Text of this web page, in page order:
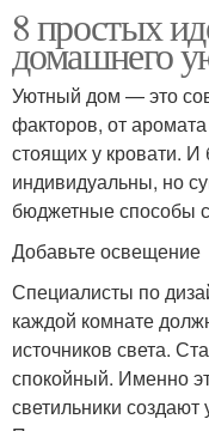
8 простых
домашнего
Уютный дом — это
факторов, от
стоящих у кровати. И
индивидуальны, но
бюджетные способы
Добавьте освещение
Специалисты по
каждой комнате
источников света.
спокойный. Именно
светильники